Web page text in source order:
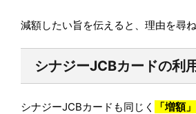
減額したい旨を伝えると、理由を尋
シナジーJCBカードの利
シナジーJCBカードも同じく 「増額